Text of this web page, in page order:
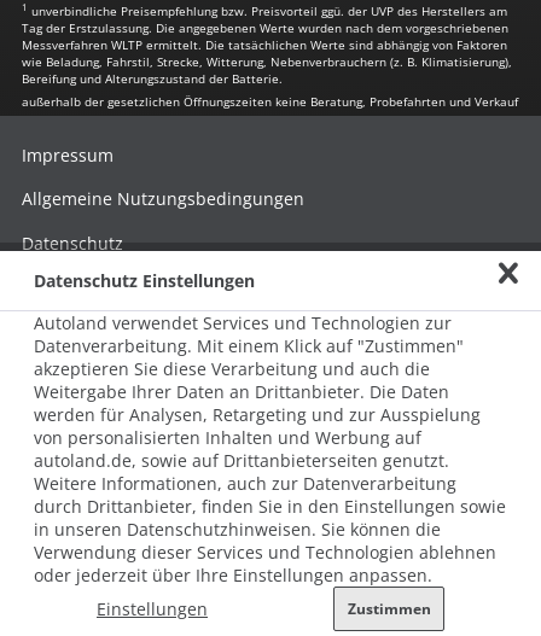
1 unverbindliche Preisempfehlung bzw. Preisvorteil ggü. der UVP des Herstellers am
Tag der Erstzulassung. Die angegebenen Werte wurden nach dem vorgeschriebenen
Messverfahren WLTP ermittelt. Die tatsächlichen Werte sind abhängig von Faktoren
wie Beladung, Fahrstil, Strecke, Witterung, Nebenverbrauchern (z. B. Klimatisierung),
Bereifung und Alterungszustand der Batterie.
außerhalb der gesetzlichen Öffnungszeiten keine Beratung, Probefahrten und Verkauf
© 2026 AUTOLAND 24 SE & Co. Betriebs KG
Werner-von-Siemens-Str. 2, 06796 Brehna, Deutschland
Impressum
Allgemeine Nutzungsbedingungen
Datenschutz
Hinweisgebersystem nach HinSchG
Beschwerde nach LkSG
Grundsatzerklärung zum LkSG
Datenschutz Einstellungen
Autoland verwendet Services und Technologien zur
Datenverarbeitung. Mit einem Klick auf "Zustimmen"
akzeptieren Sie diese Verarbeitung und auch die
Weitergabe Ihrer Daten an Drittanbieter. Die Daten
werden für Analysen, Retargeting und zur Ausspielung
von personalisierten Inhalten und Werbung auf
autoland.de, sowie auf Drittanbieterseiten genutzt.
Weitere Informationen, auch zur Datenverarbeitung
durch Drittanbieter, finden Sie in den Einstellungen sowie
in unseren Datenschutzhinweisen. Sie können die
Verwendung dieser Services und Technologien ablehnen
oder jederzeit über Ihre Einstellungen anpassen.
Einstellungen
Zustimmen